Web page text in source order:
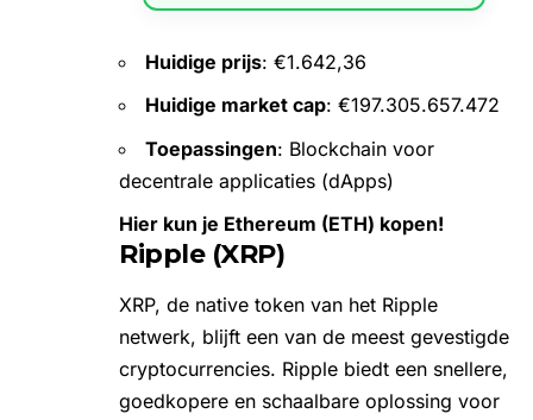
Huidige prijs: €1.642,36
Huidige market cap: €197.305.657.472
Toepassingen: Blockchain voor
decentrale applicaties (dApps)
Hier kun je Ethereum (ETH) kopen!
Ripple (XRP)
XRP, de native token van het Ripple
netwerk, blijft een van de meest gevestigde
cryptocurrencies. Ripple biedt een snellere,
goedkopere en schaalbare oplossing voor